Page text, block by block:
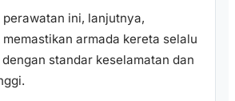
perawatan ini, lanjutnya,
armada kereta selalu
standar keselamatan dan